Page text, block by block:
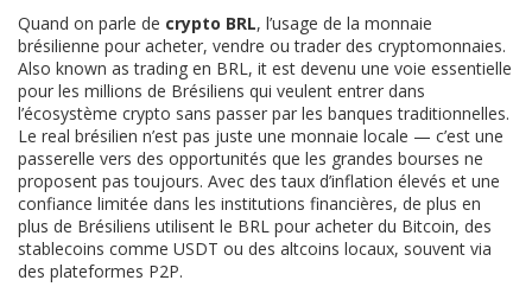
Quand on parle de crypto BRL, l’usage de la monnaie
brésilienne pour acheter, vendre ou trader des cryptomonnaies.
Also known astrading en BRL, it est devenu une voie essentielle
pour les millions de Brésiliens qui veulent entrer dans
l’écosystème crypto sans passer par les banques traditionnelles.
Le real brésilien n’est pas juste une monnaie locale — c’est une
passerelle vers des opportunités que les grandes bourses ne
proposent pas toujours. Avec des taux d’inflation élevés et une
confiance limitée dans les institutions financières, de plus en
plus de Brésiliens utilisent le BRL pour acheter du Bitcoin, des
stablecoins comme USDT ou des altcoins locaux, souvent via
des plateformes P2P.